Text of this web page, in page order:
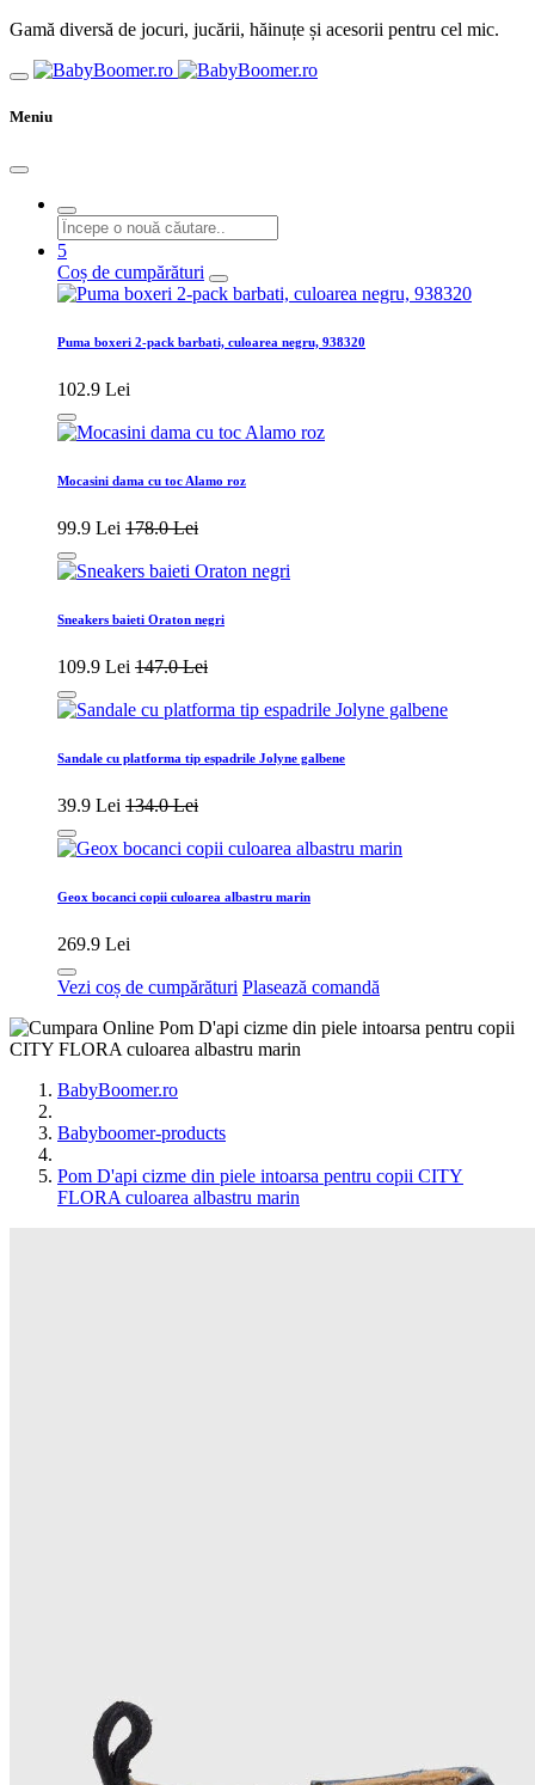
Gamă diversă de jocuri, jucării, hăinuțe și acesorii pentru cel mic.
Meniu
5
Coș de cumpărături
Puma boxeri 2-pack barbati, culoarea negru, 938320
102.9 Lei
Mocasini dama cu toc Alamo roz
99.9 Lei 178.0 Lei
Sneakers baieti Oraton negri
109.9 Lei 147.0 Lei
Sandale cu platforma tip espadrile Jolyne galbene
39.9 Lei 134.0 Lei
Geox bocanci copii culoarea albastru marin
269.9 Lei
Vezi coș de cumpărături Plasează comandă
BabyBoomer.ro
Babyboomer-products
Pom D'api cizme din piele intoarsa pentru copii CITY
FLORA culoarea albastru marin